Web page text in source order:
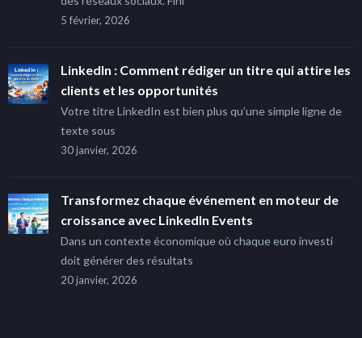
5 février, 2026
LinkedIn : Comment rédiger un titre qui attire les
clients et les opportunités
Votre titre LinkedIn est bien plus qu’une simple ligne de
texte sous
30 janvier, 2026
Transformez chaque événement en moteur de
croissance avec LinkedIn Events
Dans un contexte économique où chaque euro investi
doit générer des résultats
20 janvier, 2026